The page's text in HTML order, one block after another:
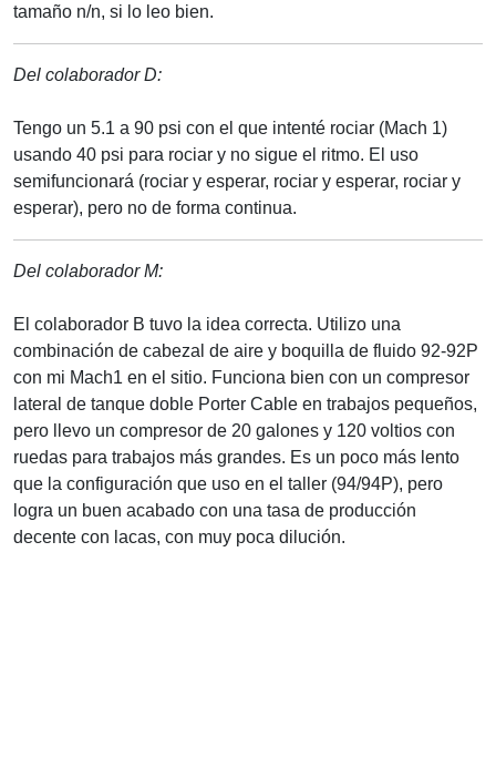
tamaño n/n, si lo leo bien.
Del colaborador D:
Tengo un 5.1 a 90 psi con el que intenté rociar (Mach 1)
usando 40 psi para rociar y no sigue el ritmo. El uso
semifuncionará (rociar y esperar, rociar y esperar, rociar y
esperar), pero no de forma continua.
Del colaborador M:
El colaborador B tuvo la idea correcta. Utilizo una
combinación de cabezal de aire y boquilla de fluido 92-92P
con mi Mach1 en el sitio. Funciona bien con un compresor
lateral de tanque doble Porter Cable en trabajos pequeños,
pero llevo un compresor de 20 galones y 120 voltios con
ruedas para trabajos más grandes. Es un poco más lento
que la configuración que uso en el taller (94/94P), pero
logra un buen acabado con una tasa de producción
decente con lacas, con muy poca dilución.